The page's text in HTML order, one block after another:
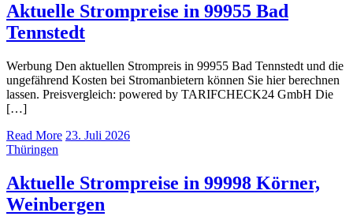
Aktuelle Strompreise in 99955 Bad
Tennstedt
Werbung Den aktuellen Strompreis in 99955 Bad Tennstedt und die
ungefährend Kosten bei Stromanbietern können Sie hier berechnen
lassen. Preisvergleich: powered by TARIFCHECK24 GmbH Die
[…]
Read More 23. Juli 2026
Thüringen
Aktuelle Strompreise in 99998 Körner,
Weinbergen